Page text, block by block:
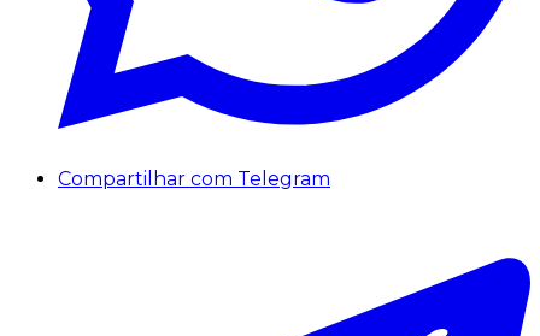
Compartilhar com Telegram